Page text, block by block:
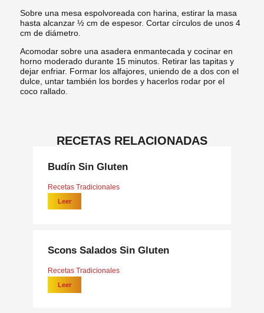
Sobre una mesa espolvoreada con harina, estirar la masa
hasta alcanzar ½ cm de espesor. Cortar círculos de unos 4
cm de diámetro.
Acomodar sobre una asadera enmantecada y cocinar en
horno moderado durante 15 minutos. Retirar las tapitas y
dejar enfriar. Formar los alfajores, uniendo de a dos con el
dulce, untar también los bordes y hacerlos rodar por el
coco rallado.
RECETAS RELACIONADAS
Budín Sin Gluten
Recetas Tradicionales
Leer
Scons Salados Sin Gluten
Recetas Tradicionales
Leer